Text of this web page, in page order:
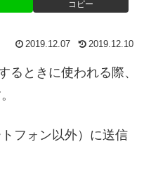
コピー
2019.12.07 2019.12.10
ときに使われる際、
フォン以外）に送信